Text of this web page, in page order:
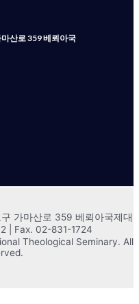
산로 359 베뢰아국
가마산로 359 베뢰아국제대
| Fax. 02-831-1724
Theological Seminary. All